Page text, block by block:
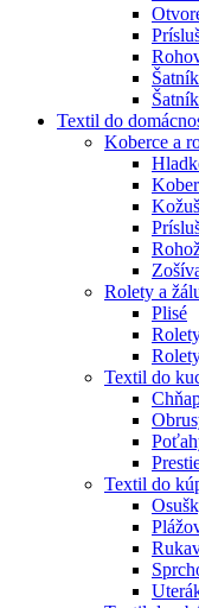
Textil do
Koberce a
Rolety a
Plisé
Textil do
Textil do